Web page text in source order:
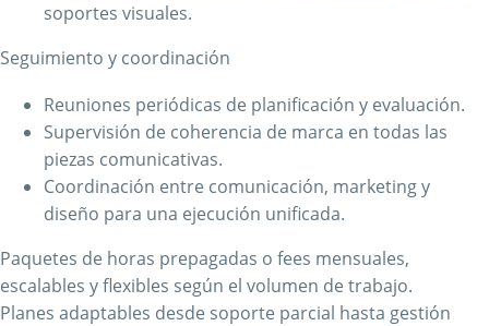
soportes visuales.
Seguimiento y coordinación
Reuniones periódicas de planificación y evaluación.
Supervisión de coherencia de marca en todas las
piezas comunicativas.
Coordinación entre comunicación, marketing y
diseño para una ejecución unificada.
Paquetes de horas prepagadas o fees mensuales,
escalables y flexibles según el volumen de trabajo.
Planes adaptables desde soporte parcial hasta gestión